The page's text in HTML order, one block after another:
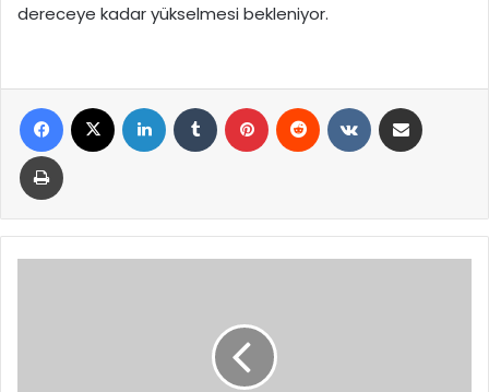
dereceye kadar yükselmesi bekleniyor.
Facebook LinkedIn Tumblr Pinterest Reddit VKontakte
Yazdır